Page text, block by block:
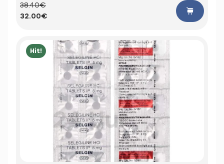
38.40€
32.00€
Hit!